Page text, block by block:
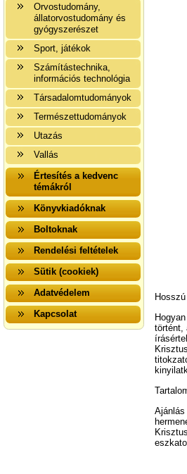
Orvostudomány,
állatorvostudomány és
gyógyszerészet
Sport, játékok
Számítástechnika,
információs technológia
Társadalomtudományok
Természettudományok
Utazás
Vallás
Értesítés a kedvenc
témákról
Könyvkiadóknak
Boltoknak
Rendelési feltételek
Sütik (cookiek)
Adatvédelem
Kapcsolat
történt,
Ajánlás